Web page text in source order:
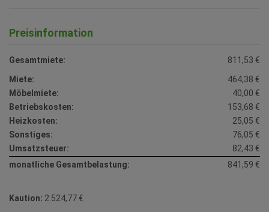
Preisinformation
Gesamtmiete:
811,53 €
Miete:
464,38 €
Möbelmiete:
40,00 €
Betriebskosten:
153,68 €
Heizkosten:
25,05 €
Sonstiges:
76,05 €
Umsatzsteuer:
82,43 €
monatliche Gesamtbelastung:
841,59 €
Kaution: 2.524,77 €